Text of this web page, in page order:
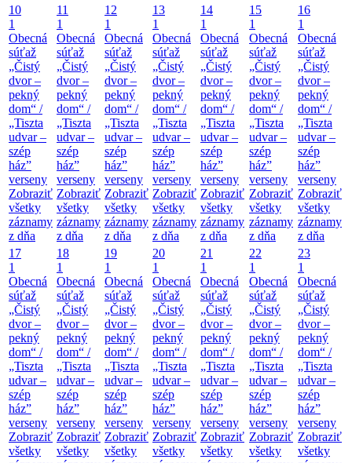
10
1
Obecná
súťaž
„Čistý
dvor –
pekný
dom“ /
„Tiszta
udvar –
szép
ház”
verseny
Zobraziť
všetky
záznamy
z dňa
11
1
Obecná
súťaž
„Čistý
dvor –
pekný
dom“ /
„Tiszta
udvar –
szép
ház”
verseny
Zobraziť
všetky
záznamy
z dňa
12
1
Obecná
súťaž
„Čistý
dvor –
pekný
dom“ /
„Tiszta
udvar –
szép
ház”
verseny
Zobraziť
všetky
záznamy
z dňa
13
1
Obecná
súťaž
„Čistý
dvor –
pekný
dom“ /
„Tiszta
udvar –
szép
ház”
verseny
Zobraziť
všetky
záznamy
z dňa
14
1
Obecná
súťaž
„Čistý
dvor –
pekný
dom“ /
„Tiszta
udvar –
szép
ház”
verseny
Zobraziť
všetky
záznamy
z dňa
15
1
Obecná
súťaž
„Čistý
dvor –
pekný
dom“ /
„Tiszta
udvar –
szép
ház”
verseny
Zobraziť
všetky
záznamy
z dňa
16
1
Obecná
súťaž
„Čistý
dvor –
pekný
dom“ /
„Tiszta
udvar –
szép
ház”
verseny
Zobraziť
všetky
záznamy
z dňa
17
1
Obecná
súťaž
„Čistý
dvor –
pekný
dom“ /
„Tiszta
udvar –
szép
ház”
verseny
Zobraziť
všetky
18
1
Obecná
súťaž
„Čistý
dvor –
pekný
dom“ /
„Tiszta
udvar –
szép
ház”
verseny
Zobraziť
všetky
19
1
Obecná
súťaž
„Čistý
dvor –
pekný
dom“ /
„Tiszta
udvar –
szép
ház”
verseny
Zobraziť
všetky
20
1
Obecná
súťaž
„Čistý
dvor –
pekný
dom“ /
„Tiszta
udvar –
szép
ház”
verseny
Zobraziť
všetky
21
1
Obecná
súťaž
„Čistý
dvor –
pekný
dom“ /
„Tiszta
udvar –
szép
ház”
verseny
Zobraziť
všetky
22
1
Obecná
súťaž
„Čistý
dvor –
pekný
dom“ /
„Tiszta
udvar –
szép
ház”
verseny
Zobraziť
všetky
23
1
Obecná
súťaž
„Čistý
dvor –
pekný
dom“ /
„Tiszta
udvar –
szép
ház”
verseny
Zobraziť
všetky